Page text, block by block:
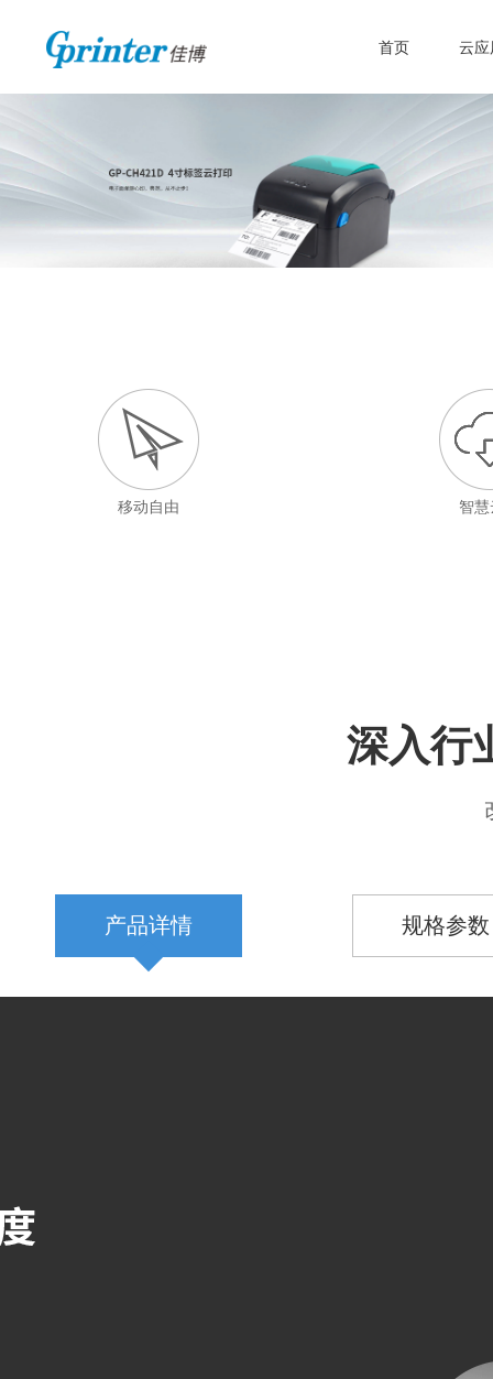
首页 云
移动自由 智
深入行
产品详情 规格参数